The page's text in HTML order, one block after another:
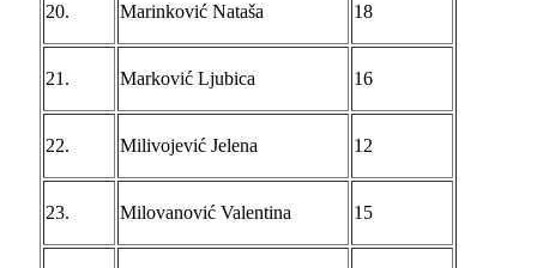
20. Marinković Nataša 18
21. Marković Ljubica 16
22. Milivojević Jelena 12
23. Milovanović Valentina 15